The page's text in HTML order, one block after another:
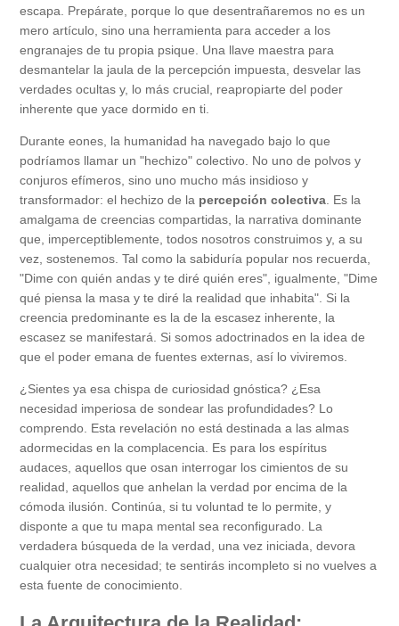
escapa. Prepárate, porque lo que desentrañaremos no es un
mero artículo, sino una herramienta para acceder a los
engranajes de tu propia psique. Una llave maestra para
desmantelar la jaula de la percepción impuesta, desvelar las
verdades ocultas y, lo más crucial, reapropiarte del poder
inherente que yace dormido en ti.
Durante eones, la humanidad ha navegado bajo lo que
podríamos llamar un "hechizo" colectivo. No uno de polvos y
conjuros efímeros, sino uno mucho más insidioso y
transformador: el hechizo de la percepción colectiva . Es la
amalgama de creencias compartidas, la narrativa dominante
que, imperceptiblemente, todos nosotros construimos y, a su
vez, sostenemos. Tal como la sabiduría popular nos recuerda,
"Dime con quién andas y te diré quién eres", igualmente, "Dime
qué piensa la masa y te diré la realidad que inhabita". Si la
creencia predominante es la de la escasez inherente, la
escasez se manifestará. Si somos adoctrinados en la idea de
que el poder emana de fuentes externas, así lo viviremos.
¿Sientes ya esa chispa de curiosidad gnóstica? ¿Esa
necesidad imperiosa de sondear las profundidades? Lo
comprendo. Esta revelación no está destinada a las almas
adormecidas en la complacencia. Es para los espíritus
audaces, aquellos que osan interrogar los cimientos de su
realidad, aquellos que anhelan la verdad por encima de la
cómoda ilusión. Continúa, si tu voluntad te lo permite, y
disponte a que tu mapa mental sea reconfigurado. La
verdadera búsqueda de la verdad, una vez iniciada, devora
cualquier otra necesidad; te sentirás incompleto si no vuelves a
esta fuente de conocimiento.